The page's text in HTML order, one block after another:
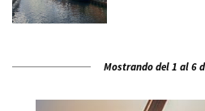
Mostrando del 1 al 6